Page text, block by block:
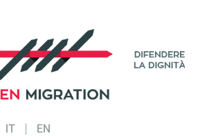
IT EN